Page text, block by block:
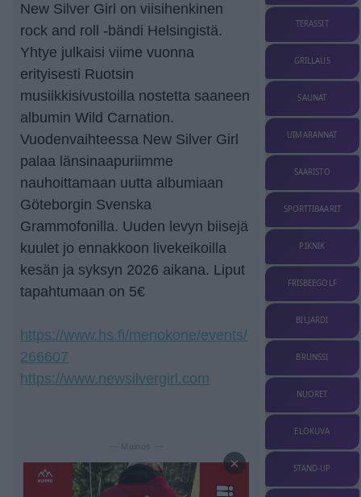
New Silver Girl on viisihenkinen
rock and roll -bändi Helsingistä.
Yhtye julkaisi viime vuonna
erityisesti Ruotsin
musiikkisivustoilla nostetta saaneen
albumin Wild Carnation.
Vuodenvaihteessa New Silver Girl
palaa länsinaapuriimme
nauhoittamaan uutta albumiaan
Göteborgin Svenska
Grammofonilla. Uuden levyn biisejä
kuulet jo ennakkoon livekeikoilla
kesän ja syksyn 2026 aikana. Liput
tapahtumaan on 5€
https://www.hs.fi/menokone/events/
266607
https://www.newsilvergirl.com
×
TERASSIT
GRILLAUS
SAUNAT
UIMARANNAT
SAARISTO
SPORTTIBAARIT
PIKNIK
FRISBEEGOLF
BILJARDI
BRUNSSI
NUORET
ELOKUVA
STAND-UP